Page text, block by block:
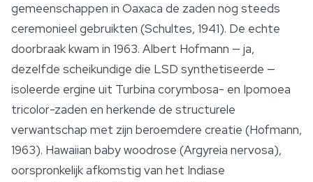
gemeenschappen in Oaxaca de zaden nog steeds
ceremonieel gebruikten (Schultes, 1941). De echte
doorbraak kwam in 1963. Albert Hofmann — ja,
dezelfde scheikundige die LSD synthetiseerde —
isoleerde ergine uit Turbina corymbosa- en Ipomoea
tricolor-zaden en herkende de structurele
verwantschap met zijn beroemdere creatie (Hofmann,
1963). Hawaiian baby woodrose (Argyreia nervosa),
oorspronkelijk afkomstig van het Indiase